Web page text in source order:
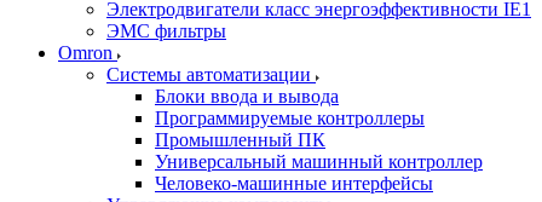
Электродвигатели класс энергоэффективности IE1
ЭМС фильтры
Omron
Системы автоматизации
Блоки ввода и вывода
Программируемые контроллеры
Промышленный ПК
Универсальный машинный контроллер
Человеко-машинные интерфейсы